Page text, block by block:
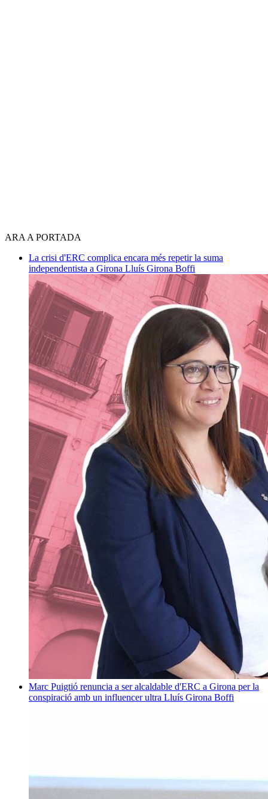
ARA A PORTADA
La crisi d'ERC complica encara més repetir la suma
independentista a Girona Lluís Girona Boffi
Marc Puigtió renuncia a ser alcaldable d'ERC a Girona per la
conspiració amb un influencer ultra Lluís Girona Boffi